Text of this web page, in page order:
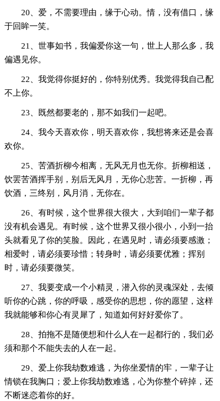
20、爱，不需要理由，缘于心动。情，没有借口，缘
于回眸一笑。
21、世事如书，我偏爱你这一句，世上人那么多，我
偏遇见你。
22、我觉得你挺好的，你特别优秀。我觉得我自己配
不上你。
23、既然都要老的，那不如我们一起吧。
24、我今天喜欢你，明天喜欢你，我想将来还是会喜
欢你。
25、苦酒折柳今相离，无风无月也无你。折柳相送，
饮罢苦酒挥手别，别后无风月，无你心悲苦。一折柳，再
饮酒，三终别，风月消，无你在。
26、有时候，这个世界很大很大，大到咱们一辈子都
没有机会遇见。有时候，这个世界又很小很小，小到一抬
头就看见了你的笑脸。因此，在遇见时，请必须要感激；
相爱时，请必须要珍惜；转身时，请必须要优雅；挥别
时，请必须要微笑。
27、我要变成一个小精灵，潜入你的灵魂深处，去倾
听你的心跳，你的呼吸，感受你的思想，你的愿望，这样
我就能够和你心有灵犀了，知道如何好好爱你了。
28、拍拖不是随便想和什么人在一起都行的，我们必
须和那个不能失去的人在一起。
29、爱上你我劫数难逃，为你坐爱情的牢，一辈子让
情锁在我胸口；爱上你我劫数难逃，心为你整个碎掉，还
不断迷恋着你的好。